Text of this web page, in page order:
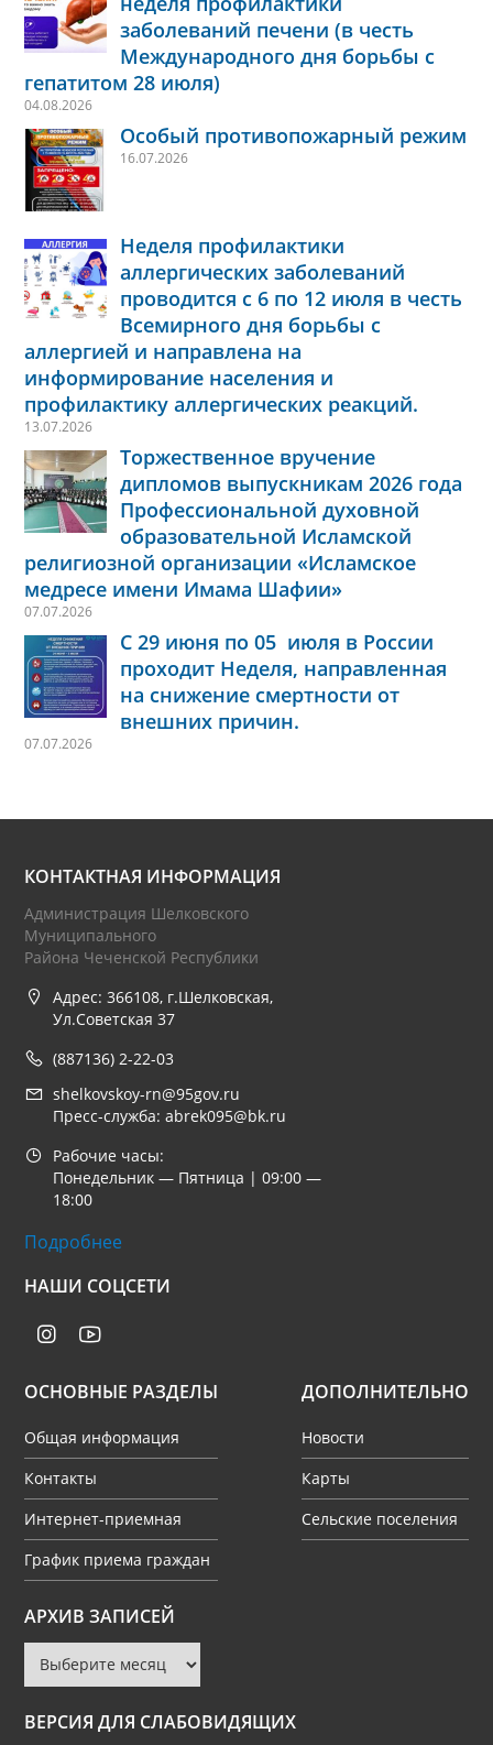
заболеваний печени (в честь
Международного дня борьбы с
гепатитом 28 июля)
04.08.2026
Особый противопожарный режим
16.07.2026
Неделя профилактики
аллергических заболеваний
проводится с 6 по 12 июля в честь
Всемирного дня борьбы с
аллергией и направлена на
информирование населения и
профилактику аллергических реакций.
13.07.2026
Торжественное вручение
дипломов выпускникам 2026 года
Профессиональной духовной
образовательной Исламской
религиозной организации «Исламское
медресе имени Имама Шафии»
07.07.2026
С 29 июня по 05 июля в России
проходит Неделя, направленная
на снижение смертности от
внешних причин.
07.07.2026
КОНТАКТНАЯ ИНФОРМАЦИЯ
Администрация Шелковского
Муниципального
Района Чеченской Республики
Адрес: 366108, г.Шелковская,
Ул.Советская 37
(887136) 2-22-03
shelkovskoy-rn@95gov.ru
Пресс-служба: abrek095@bk.ru
Рабочие часы:
Понедельник — Пятница | 09:00 —
18:00
Подробнее
НАШИ СОЦСЕТИ
ОСНОВНЫЕ РАЗДЕЛЫ
Общая информация
Контакты
Интернет-приемная
График приема граждан
ДОПОЛНИТЕЛЬНО
Новости
Карты
Сельские поселения
АРХИВ ЗАПИСЕЙ
Архив
записей
ВЕРСИЯ ДЛЯ СЛАБОВИДЯЩИХ